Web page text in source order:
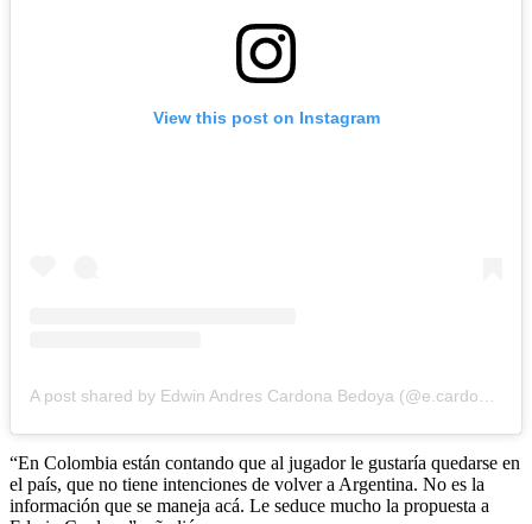
View this post on Instagram
A post shared by Edwin Andres Cardona Bedoya (@e.cardona10)
“En Colombia están contando que al jugador le gustaría quedarse en
el país, que no tiene intenciones de volver a Argentina. No es la
información que se maneja acá. Le seduce mucho la propuesta a